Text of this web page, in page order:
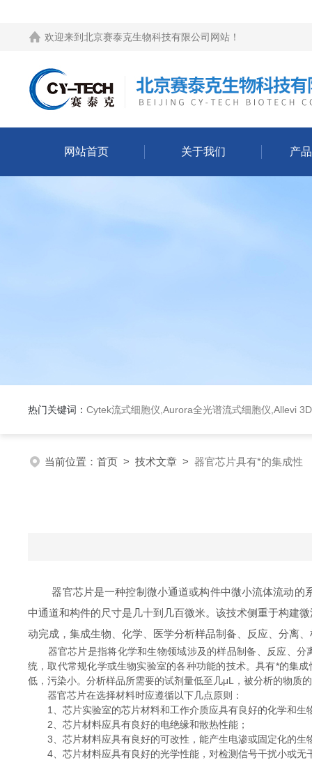
欢迎来到 北京赛泰克生物科技有限公司网站 ！
网站首页 关于我们 产
热门关键词： Cytek流式细胞仪,Aurora全光谱流式细胞仪,Allevi
当前位置： 首页 > 技术文章 > 器官芯片具有*的集成性
器官芯片是一种控制微小通道或构件中微小流体流动的系
中通道和构件的尺寸是几十到几百微米。该技术侧重于构建
动完成，集成生物、化学、医学分析样品制备、反应、分离
器官芯片是指将化学和生物领域涉及的样品制备、反应、分
统，取代常规化学或生物实验室的各种功能的技术。具有*的集
低，污染小。分析样品所需要的试剂量低至几μL，被分析的物质
器官芯片在选择材料时应遵循以下几点原则：
1、芯片实验室的芯片材料和工作介质应具有良好的化学和生
2、芯片材料应具有良好的电绝缘和散热性能；
3、芯片材料应具有良好的可改性，能产生电渗或固定化的生
4、芯片材料应具有良好的光学性能，对检测信号干扰小或无